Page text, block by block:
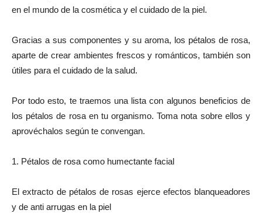
en el mundo de la cosmética y el cuidado de la piel.
Gracias a sus componentes y su aroma, los pétalos de rosa,
aparte de crear ambientes frescos y románticos, también son
útiles para el cuidado de la salud.
Por todo esto, te traemos una lista con algunos beneficios de
los pétalos de rosa en tu organismo. Toma nota sobre ellos y
aprovéchalos según te convengan.
1. Pétalos de rosa como humectante facial
El extracto de pétalos de rosas ejerce efectos blanqueadores
y de anti arrugas en la piel